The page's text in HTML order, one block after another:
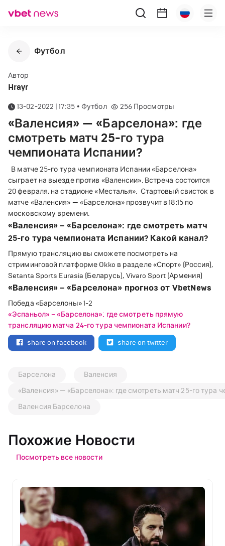
Футбол
Автор
Hrayr
13-02-2022 | 17:35 • Футбол 256 Просмотры
«Валенсия» — «Барселона»: где
смотреть матч 25-го тура
чемпионата Испании?
В матче 25-го тура чемпионата Испании «Барселона»
сыграет на выезде против «Валенсии». Встреча состоится
20 февраля, на стадионе «Месталья». Стартовый свисток в
матче «Валенсия» — «Барселона» прозвучит в 18:15 по
московскому времени.
«Валенсия» – «Барселона»: где смотреть матч
25-го тура чемпионата Испании? Какой канал?
Прямую трансляцию вы сможете посмотреть на
стриминговой платформе Okko в разделе «Спорт» (Россия),
Setanta Sports Eurasia (Беларусь), Vivaro Sport (Армения)
«Валенсия» – «Барселона» прогноз от VbetNews
Победа «Барселоны» 1-2
«Эспаньол» – «Барселона»: где смотреть прямую
трансляцию матча 24-го тура чемпионата Испании?
share on facebook
share on twitter
Барселона
Валенсия
«Валенсия» — «Барселона»: где смотреть матч 25-го тура
Валенсия Барселона
Похожие Новости
Посмотреть все новости